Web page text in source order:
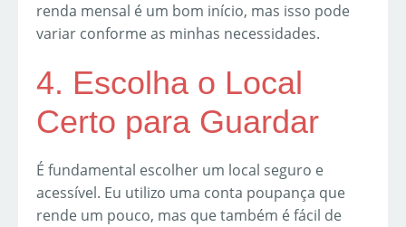
renda mensal é um bom início, mas isso pode
variar conforme as minhas necessidades.
4. Escolha o Local
Certo para Guardar
É fundamental escolher um local seguro e
acessível. Eu utilizo uma conta poupança que
rende um pouco, mas que também é fácil de